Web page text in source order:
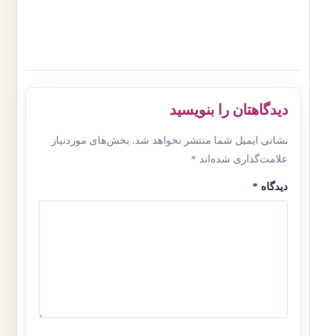
دیدگاهتان را بنویسید
نشانی ایمیل شما منتشر نخواهد شد. بخش‌های موردنیاز
علامت‌گذاری شده‌اند *
دیدگاه *